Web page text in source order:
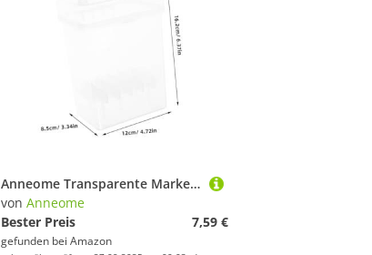
Anneome Transparente Marker Aufbewahrungsbox mit Griff Kunststoff Stifteetui mit Fächern Großer Kapazität Tragbarer Organizer für Marker und Zeichenutensilien Praktisches Federmäppchen
von Anneome
Bester Preis
7,59 €
gefunden bei Amazon